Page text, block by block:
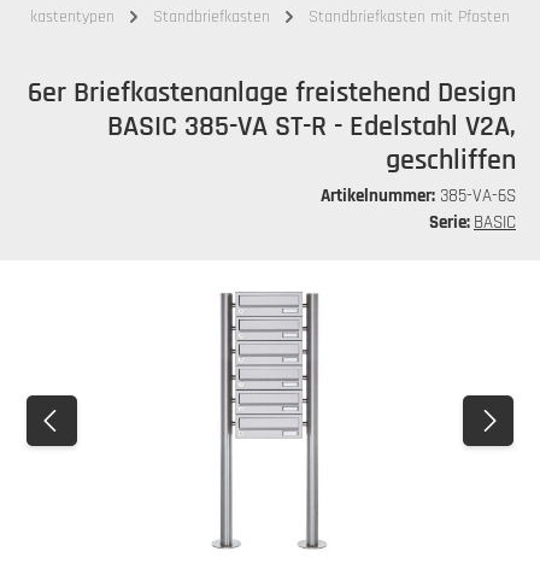
Briefkastentypen Standbriefkasten Standbriefkasten mit Pfosten
6er Briefkastenanlage freistehend Design
BASIC 385-VA ST-R - Edelstahl V2A,
geschliffen
Artikelnummer: 385-VA-6S
Serie: BASIC